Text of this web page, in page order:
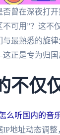
否曾在深夜打
不可用”？这不
与最熟悉的旋
正是专为归国
不仅
么听国内的音
地址动态调